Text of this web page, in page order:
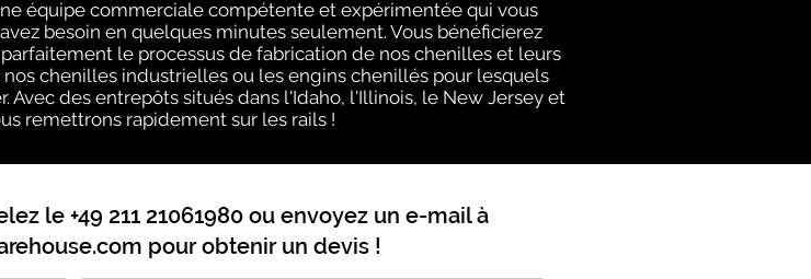
équipe commerciale compétente et expérimentée qui vous
besoin en quelques minutes seulement. Vous bénéficierez
le processus de fabrication de nos chenilles et leurs
chenilles industrielles ou les engins chenillés pour lesquels
Avec des entrepôts situés dans l'Idaho, l'Illinois, le New Jersey et
remettrons rapidement sur les rails !
le +49 211 21061980 ou envoyez un e-mail à
pour obtenir un devis !